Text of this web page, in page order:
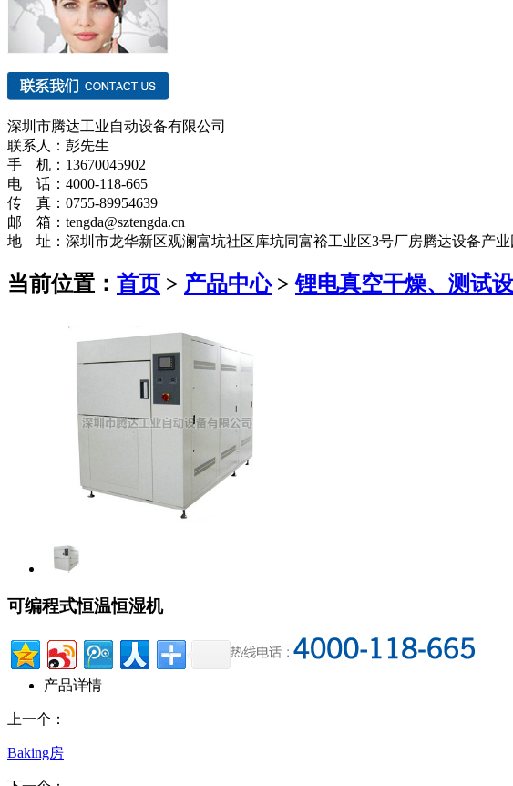
深圳市腾达工业自动设备有限公司
联系人：彭先生
手 机：13670045902
电 话：4000-118-665
传 真：0755-89954639
邮 箱：tengda@sztengda.cn
地 址：深圳市龙华新区观澜富坑社区库坑同富裕工业区3号厂房腾达设备产业
当前位置： 首页 > 产品中心>锂电真空干燥、测试
可编程式恒温恒湿机
产品详情
上一个：
Baking房